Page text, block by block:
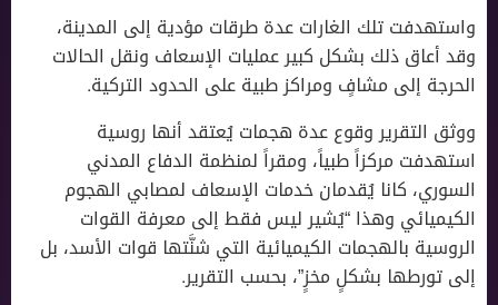
واستهدفت تلك الغارات عدة طرقات مؤدية إلى المدينة،
وقد أعاق ذلك بشكل كبير عمليات الإسعاف ونقل الحالات
الحرجة إلى مشافٍ ومراكز طبية على الحدود التركية.
ووثق التقرير وقوع عدة هجمات يُعتقد أنها روسية
استهدفت مركزاً طبياً، ومقراً لمنظمة الدفاع المدني
السوري، كانا يُقدمان خدمات الإسعاف لمصابي الهجوم
الكيميائي وهذا “يُشير ليس فقط إلى معرفة القوات
الروسية بالهجمات الكيميائية التي شنَّتها قوات اﻷسد، بل
إلى تورطها بشكلٍ مخزٍ”، بحسب التقرير.